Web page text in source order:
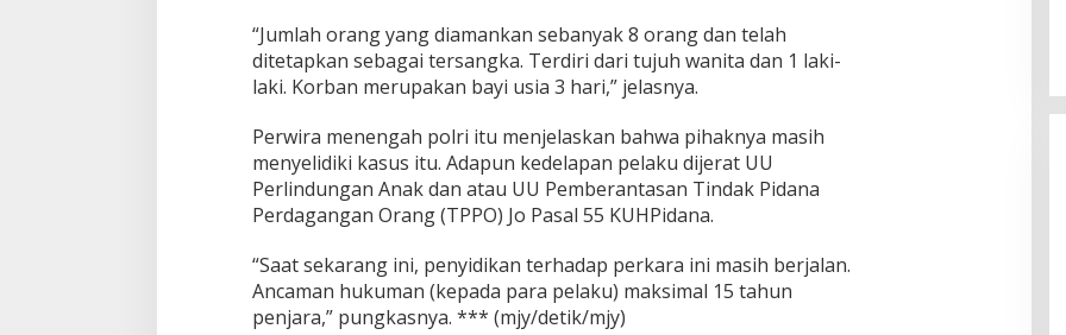
“Jumlah orang yang diamankan sebanyak 8 orang dan telah
ditetapkan sebagai tersangka. Terdiri dari tujuh wanita dan 1 laki-
laki. Korban merupakan bayi usia 3 hari,” jelasnya.
Perwira menengah polri itu menjelaskan bahwa pihaknya masih
menyelidiki kasus itu. Adapun kedelapan pelaku dijerat UU
Perlindungan Anak dan atau UU Pemberantasan Tindak Pidana
Perdagangan Orang (TPPO) Jo Pasal 55 KUHPidana.
“Saat sekarang ini, penyidikan terhadap perkara ini masih berjalan.
Ancaman hukuman (kepada para pelaku) maksimal 15 tahun
penjara,” pungkasnya. *** (mjy/detik/mjy)
Bapas dan Pemko Dumai Teken
Pelaksanaan Pidana Kerja Sosial
Korupsi Distrik Navigasi Dumai,
Kejari Periksa 20 Orang
Di Dumai | 05/08/2026